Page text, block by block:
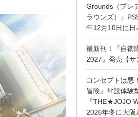
Grounds（プレ
ラウンズ）』
年12月10日に日
最新刊！『自衛
2027』発売【サ
コンセプトは悪
冒険』常設体験
『THE★JOJO
2026年冬に大阪